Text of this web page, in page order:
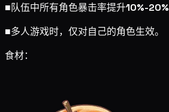
■队伍中所有角色暴击率提升10%-20%
■多人游戏时，仅对自己的角色生效。
食材：